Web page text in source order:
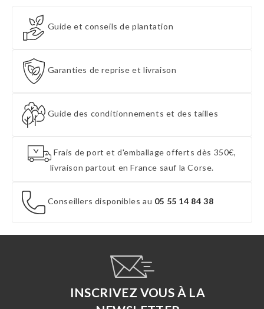
Guide et conseils de plantation
Garanties de reprise et livraison
Guide des conditionnements et des tailles
Frais de port et d'emballage offerts dès 350€,
livraison partout en France sauf la Corse.
Conseillers disponibles au 05 55 14 84 38
INSCRIVEZ VOUS À LA